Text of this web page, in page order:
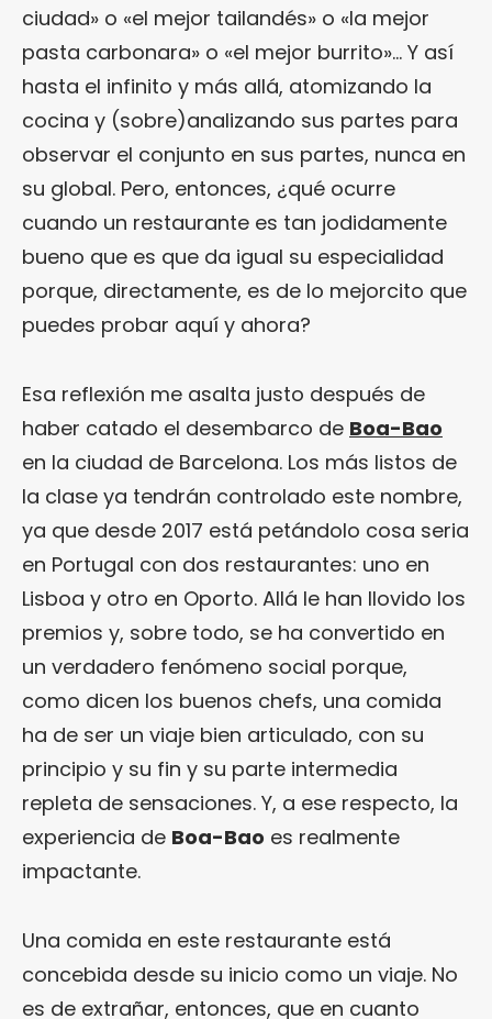
ciudad» o «el mejor tailandés» o «la mejor
pasta carbonara» o «el mejor burrito»… Y así
hasta el infinito y más allá, atomizando la
cocina y (sobre)analizando sus partes para
observar el conjunto en sus partes, nunca en
su global. Pero, entonces, ¿qué ocurre
cuando un restaurante es tan jodidamente
bueno que es que da igual su especialidad
porque, directamente, es de lo mejorcito que
puedes probar aquí y ahora?
Esa reflexión me asalta justo después de
haber catado el desembarco de Boa-Bao
en la ciudad de Barcelona. Los más listos de
la clase ya tendrán controlado este nombre,
ya que desde 2017 está petándolo cosa seria
en Portugal con dos restaurantes: uno en
Lisboa y otro en Oporto. Allá le han llovido los
premios y, sobre todo, se ha convertido en
un verdadero fenómeno social porque,
como dicen los buenos chefs, una comida
ha de ser un viaje bien articulado, con su
principio y su fin y su parte intermedia
repleta de sensaciones. Y, a ese respecto, la
experiencia de Boa-Bao es realmente
impactante.
Una comida en este restaurante está
concebida desde su inicio como un viaje. No
es de extrañar, entonces, que en cuanto